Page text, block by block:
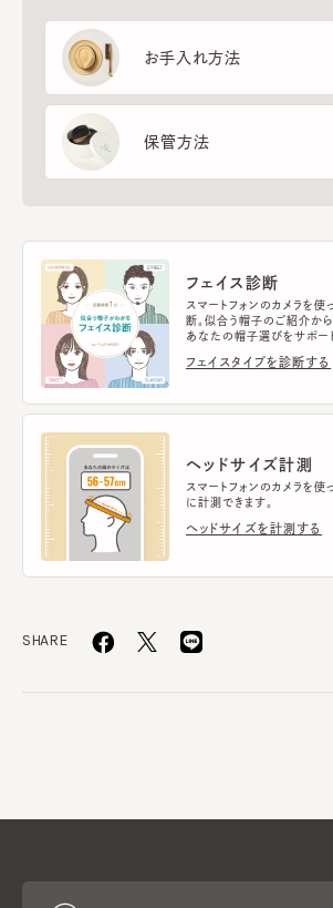
お手入れ方法
保管方法
フェイス診断
スマートフォンのカメラを使
断。似合う帽子のご紹介から
あなたの帽子選びをサポート
フェイスタイプを診断する
ヘッドサイズ計測
スマートフォンのカメラを使
に計測できます。
ヘッドサイズを計測する
SHARE